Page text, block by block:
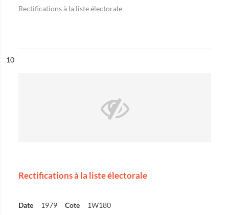
Rectifications à la liste électorale
n°
10
Rectifications à la liste électorale
Date 1979 Cote 1W180